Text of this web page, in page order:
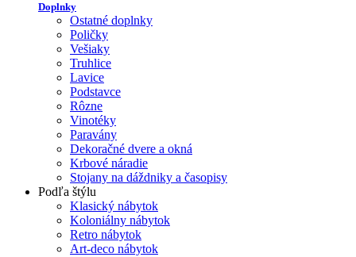
Doplnky
Ostatné doplnky
Poličky
Vešiaky
Truhlice
Lavice
Podstavce
Rôzne
Vinotéky
Paravány
Dekoračné dvere a okná
Krbové náradie
Stojany na dáždniky a časopisy
Podľa štýlu
Klasický nábytok
Koloniálny nábytok
Retro nábytok
Art-deco nábytok